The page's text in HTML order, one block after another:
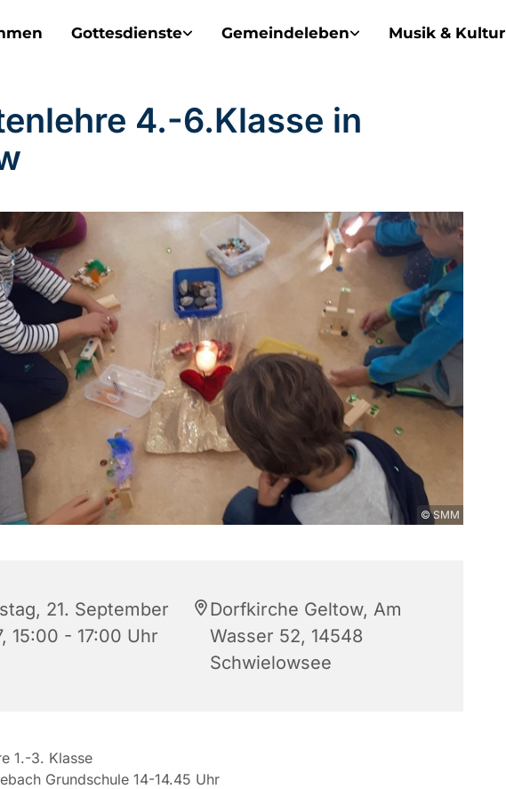
Gottesdienste Gemeindeleben Musik & Kultur
4.-6.Klasse in
© SMM
21. September
15:00 - 17:00 Uhr
Dorfkirche Geltow, Am
Wasser 52, 14548
Schwielowsee
1.-3. Klasse
Grundschule 14-14.45 Uhr